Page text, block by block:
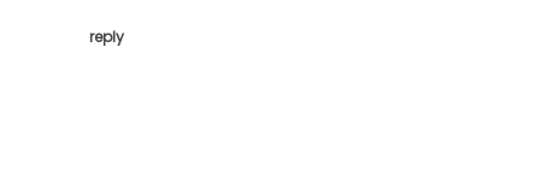
reply